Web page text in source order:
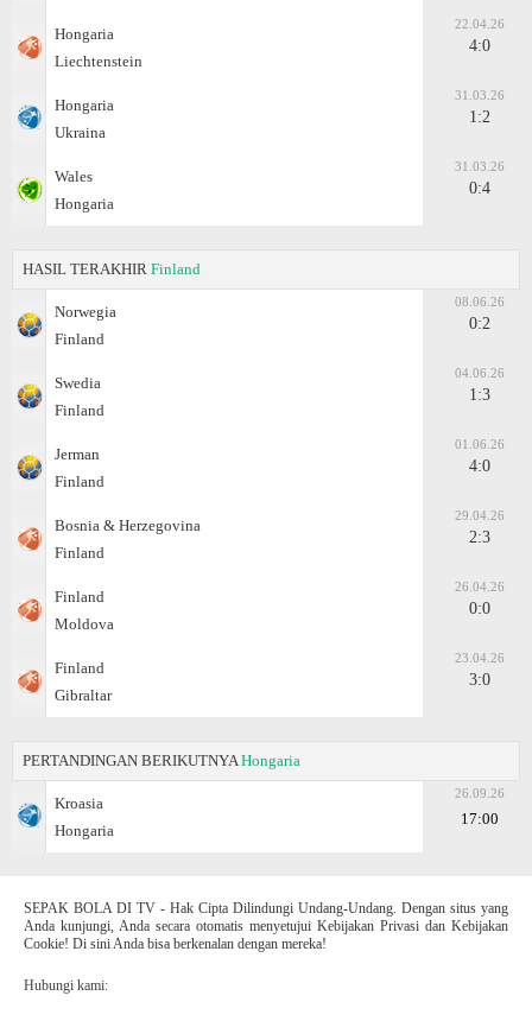
Hongaria
Liechtenstein
22.04.26
4:0
Hongaria
Ukraina
31.03.26
1:2
Wales
Hongaria
31.03.26
0:4
HASIL TERAKHIR Finland
Norwegia
Finland
08.06.26
0:2
Swedia
Finland
04.06.26
1:3
Jerman
Finland
01.06.26
4:0
Bosnia & Herzegovina
Finland
29.04.26
2:3
Finland
Moldova
26.04.26
0:0
Finland
Gibraltar
23.04.26
3:0
PERTANDINGAN BERIKUTNYA Hongaria
Kroasia
Hongaria
26.09.26
17:00
SEPAK BOLA DI TV - Hak Cipta Dilindungi Undang-Undang. Dengan situs yang
Anda kunjungi, Anda secara otomatis menyetujui Kebijakan Privasi dan Kebijakan
Cookie! Di sini Anda bisa berkenalan dengan mereka!
Hubungi kami: